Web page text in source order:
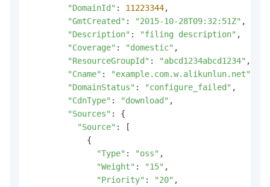
"DomainId" : 11223344,
"GmtCreated" : "2015-10-28T09:32:51Z" ,
"Description" : "filing description" ,
"Coverage" : "domestic" ,
"ResourceGroupId" : "abcd1234abcd1234" ,
"Cname" : "example.com.w.alikunlun.net"
"DomainStatus" : "configure_failed" ,
"CdnType" : "download" ,
"Sources" : {
"Source" : [
            {
"Type" : "oss" ,
"Weight" : "15" ,
"Priority" : "20" ,